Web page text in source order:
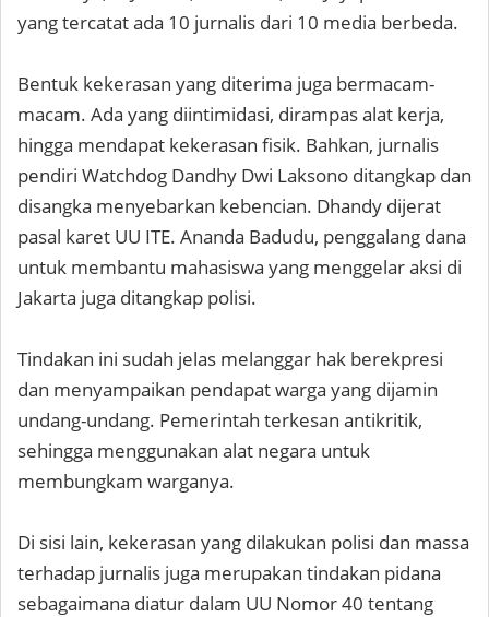
yang tercatat ada 10 jurnalis dari 10 media berbeda.
Bentuk kekerasan yang diterima juga bermacam-
macam. Ada yang diintimidasi, dirampas alat kerja,
hingga mendapat kekerasan fisik. Bahkan, jurnalis
pendiri Watchdog Dandhy Dwi Laksono ditangkap dan
disangka menyebarkan kebencian. Dhandy dijerat
pasal karet UU ITE. Ananda Badudu, penggalang dana
untuk membantu mahasiswa yang menggelar aksi di
Jakarta juga ditangkap polisi.
Tindakan ini sudah jelas melanggar hak berekpresi
dan menyampaikan pendapat warga yang dijamin
undang-undang. Pemerintah terkesan antikritik,
sehingga menggunakan alat negara untuk
membungkam warganya.
Di sisi lain, kekerasan yang dilakukan polisi dan massa
terhadap jurnalis juga merupakan tindakan pidana
sebagaimana diatur dalam UU Nomor 40 tentang